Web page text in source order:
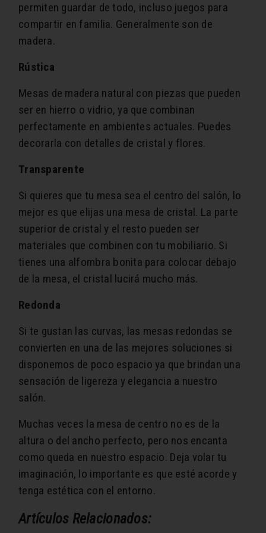
permiten guardar de todo, incluso juegos para
compartir en familia. Generalmente son de
madera.
Rústica
Mesas de madera natural con piezas que pueden
ser en hierro o vidrio, ya que combinan
perfectamente en ambientes actuales. Puedes
decorarla con detalles de cristal y flores.
Transparente
Si quieres que tu mesa sea el centro del salón, lo
mejor es que elijas una mesa de cristal. La parte
superior de cristal y el resto pueden ser
materiales que combinen con tu mobiliario. Si
tienes una alfombra bonita para colocar debajo
de la mesa, el cristal lucirá mucho más.
Redonda
Si te gustan las curvas, las mesas redondas se
convierten en una de las mejores soluciones si
disponemos de poco espacio ya que brindan una
sensación de ligereza y elegancia a nuestro
salón.
Muchas veces la mesa de centro no es de la
altura o del ancho perfecto, pero nos encanta
como queda en nuestro espacio. Deja volar tu
imaginación, lo importante es que esté acorde y
tenga estética con el entorno.
Artículos Relacionados: